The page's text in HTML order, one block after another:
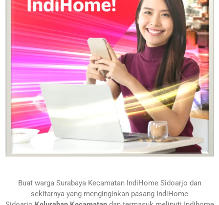
Buat warga Surabaya Kecamatan IndiHome Sidoarjo dan
sekitarnya yang menginginkan pasang IndiHome